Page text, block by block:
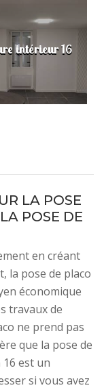
intérieur 16
LA POSE
POSE DE
en créant
la pose de placo
économique
travaux de
ne prend pas
que la pose de
est un
si vous avez